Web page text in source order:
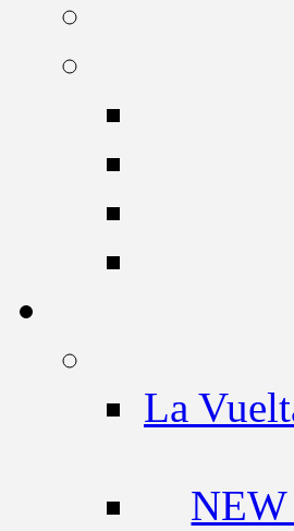
La